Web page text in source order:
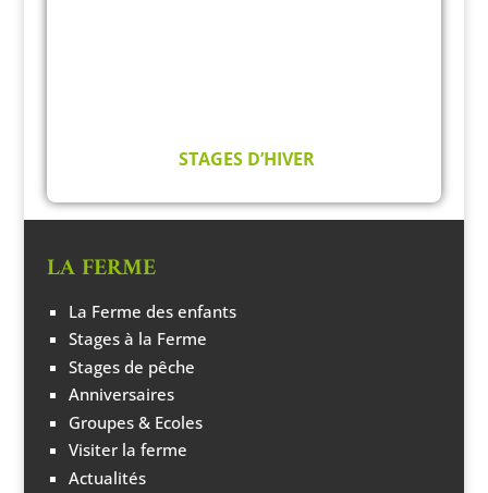
STAGES D’HIVER
LA FERME
La Ferme des enfants
Stages à la Ferme
Stages de pêche
Anniversaires
Groupes & Ecoles
Visiter la ferme
Actualités